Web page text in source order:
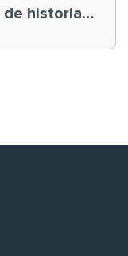
de historias